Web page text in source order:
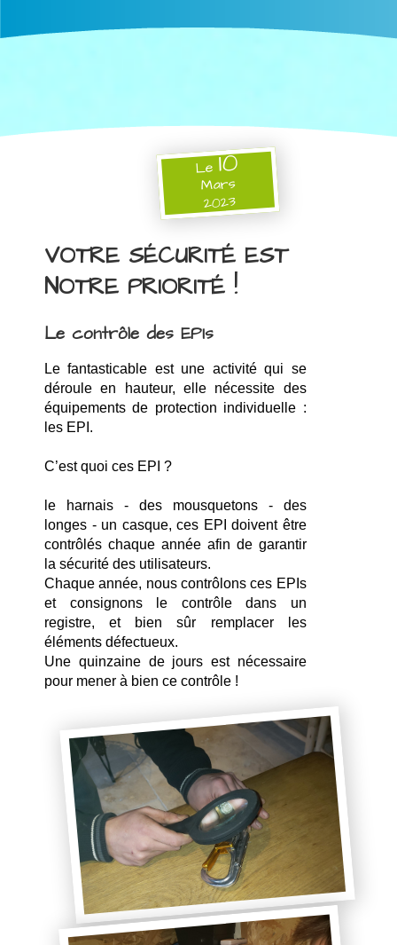
Le10
Mars
2023
VOTRE SÉCURITÉ EST
NOTRE PRIORITÉ !
Le contrôle des EPIs
Le fantasticable est une activité qui se
déroule en hauteur, elle nécessite des
équipements de protection individuelle :
les EPI.
C’est quoi ces EPI ?
le harnais - des mousquetons - des
longes - un casque, ces EPI doivent être
contrôlés chaque année afin de garantir
la sécurité des utilisateurs.
Chaque année, nous contrôlons ces EPIs
et consignons le contrôle dans un
registre, et bien sûr remplacer les
éléments défectueux.
Une quinzaine de jours est nécessaire
pour mener à bien ce contrôle !